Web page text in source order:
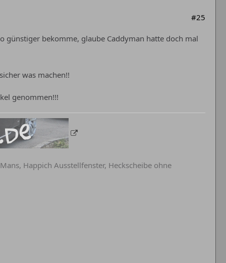
#25
günstiger bekomme, glaube Caddyman hatte doch mal
was machen!!
genommen!!!
Happich Ausstellfenster, Heckscheibe ohne